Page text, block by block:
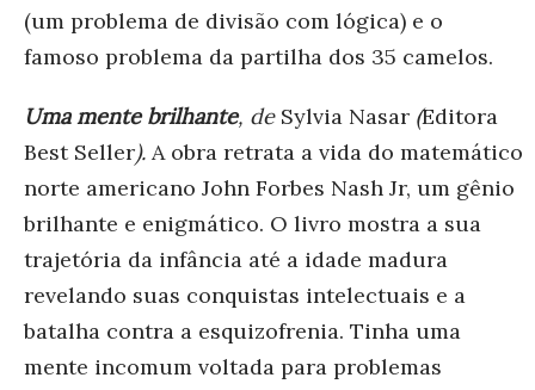
(um problema de divisão com lógica) e o
famoso problema da partilha dos 35 camelos.
Uma mente brilhante, de Sylvia Nasar (Editora
Best Seller). A obra retrata a vida do matemático
norte americano John Forbes Nash Jr, um gênio
brilhante e enigmático. O livro mostra a sua
trajetória da infância até a idade madura
revelando suas conquistas intelectuais e a
batalha contra a esquizofrenia. Tinha uma
mente incomum voltada para problemas